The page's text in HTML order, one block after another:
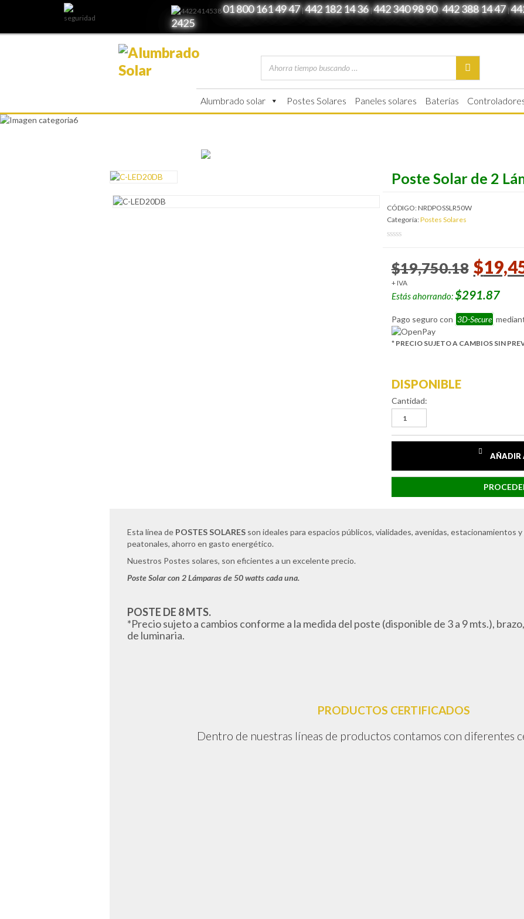
01 800 161 49 47|442 182 14 36|442 340 98 90|442 388 14 47|
2425
Alumbrado solar Postes Solares Paneles solares Baterías
Poste Solar de 2
CÓDIGO:NRDPOSSLR50W
Categoría:Postes Solares
of
based
customer
ratings
$19,750.18 $
+ IVA
Estás ahorrando:$291.87
Pago seguro con 3D-Secure
* PRECIO SUJETO A CAMBIOS SIN
DISPONIBLE
Cantidad:
AÑADIR
Esta línea de POSTES SOLARES son ideales para espacios públicos, vialidades, avenidas, estacionamientos
peatonales, ahorro en gasto energético.
Nuestros Postes solares, son eficientes a un excelente precio.
Poste Solar con 2 Lámparas de 50 watts cada una.
POSTE DE 8 MTS.
*Precio sujeto a cambios conforme a la medida del poste (disponible de 3 a 9 mts.),
de luminaria.
PRODUCTOS CERTIFICADOS
Dentro de nuestras líneas de productos contamos con diferentes